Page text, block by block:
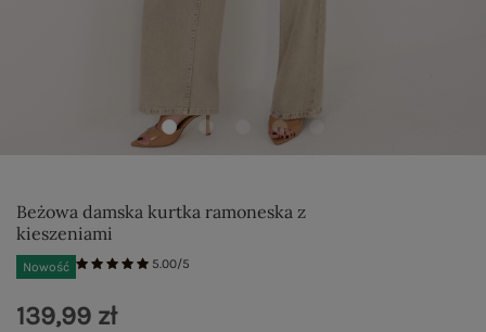
Beżowa damska kurtka ramoneska z
kieszeniami
Nowość 5.00/5
139,99 zł